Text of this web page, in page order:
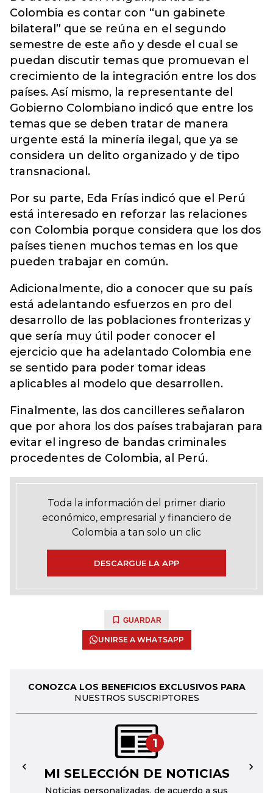
Colombia es contar con “un gabinete
bilateral” que se reúna en el segundo
semestre de este año y desde el cual se
puedan discutir temas que promuevan el
crecimiento de la integración entre los dos
países. Así mismo, la representante del
Gobierno Colombiano indicó que entre los
temas que se deben tratar de manera
urgente está la minería ilegal, que ya se
considera un delito organizado y de tipo
transnacional.
Por su parte, Eda Frías indicó que el Perú
está interesado en reforzar las relaciones
con Colombia porque considera que los dos
países tienen muchos temas en los que
pueden trabajar en común.
Adicionalmente, dio a conocer que su país
está adelantando esfuerzos en pro del
desarrollo de las poblaciones fronterizas y
que sería muy útil poder conocer el
ejercicio que ha adelantado Colombia ene
se sentido para poder tomar ideas
aplicables al modelo que desarrollen.
Finalmente, las dos cancilleres señalaron
que por ahora los dos países trabajaran para
evitar el ingreso de bandas criminales
procedentes de Colombia, al Perú.
Toda la información del primer diario
económico, empresarial y financiero de
Colombia a tan solo un clic
DESCARGUE LA APP
GUARDAR
UNIRSE A WHATSAPP
CONOZCA LOS BENEFICIOS EXCLUSIVOS PARA
NUESTROS SUSCRIPTORES
1
MI SELECCIÓN DE NOTICIAS
Noticias personalizadas, de acuerdo a sus
← →